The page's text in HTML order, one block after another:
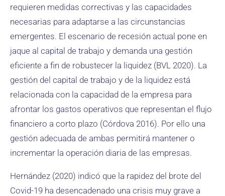
requieren medidas correctivas y las capacidades
necesarias para adaptarse a las circunstancias
emergentes. El escenario de recesión actual pone en
jaque al capital de trabajo y demanda una gestión
eficiente a fin de robustecer la liquidez (BVL 2020). La
gestión del capital de trabajo y de la liquidez está
relacionada con la capacidad de la empresa para
afrontar los gastos operativos que representan el flujo
financiero a corto plazo (Córdova 2016). Por ello una
gestión adecuada de ambas permitirá mantener o
incrementar la operación diaria de las empresas.
Hernández (2020) indicó que la rapidez del brote del
Covid-19 ha desencadenado una crisis muy grave a